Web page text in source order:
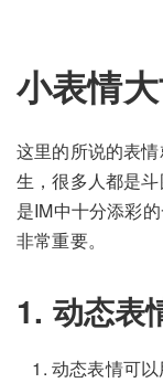
小表情
这里的所说的表
生，很多人都是
是IM中十分添彩
非常重要。
1. 动态表
动态表情可